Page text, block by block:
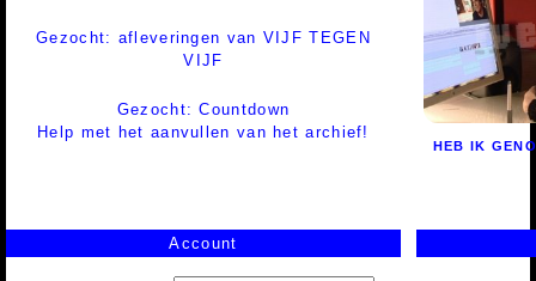
Gezocht: afleveringen van VIJF TEGEN
VIJF
Gezocht: Countdown
Help met het aanvullen van het archief!
HEB IK
Account